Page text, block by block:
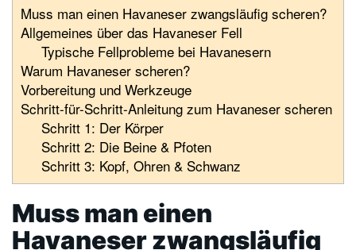
Muss man einen Havaneser zwangsläufig scheren?
Allgemeines über das Havaneser Fell
Typische Fellprobleme bei Havanesern
Warum Havaneser scheren?
Vorbereitung und Werkzeuge
Schritt-für-Schritt-Anleitung zum Havaneser scheren
Schritt 1: Der Körper
Schritt 2: Die Beine & Pfoten
Schritt 3: Kopf, Ohren & Schwanz
Muss man einen
Havaneser zwangsläufig